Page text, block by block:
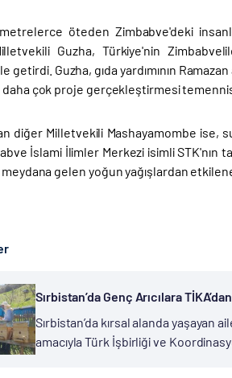
öteden Zimbabve'deki
Guzha, Türkiye'nin
getirdi. Guzha, gıda yardımının
daha çok proje gerçekleştirmesi
diğer Milletvekili Mashayamombe
İslami İlimler Merkezi isimli STK'nın
meydana gelen yoğun yağışlardan
Sırbistan’da Genç Arıcılara
Sırbistan’da kırsal alanda yaşayan
amacıyla Türk İşbirliği ve